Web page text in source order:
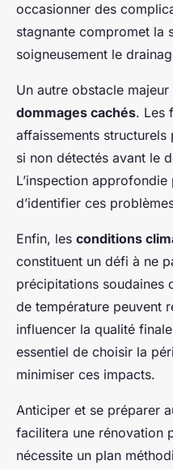
occasionner des
stagnante compromet la
soigneusement le
Un autre obstacle majeur
dommages cachés. Les
affaissements
si non détectés avant le
L’inspection
d’identifier ces
Enfin, les conditions
constituent un défi à ne
précipitations soudaines
de température peuvent
influencer la qualité
essentiel de choisir la
minimiser ces impacts.
Anticiper et se préparer
facilitera une rénovation
nécessite un plan